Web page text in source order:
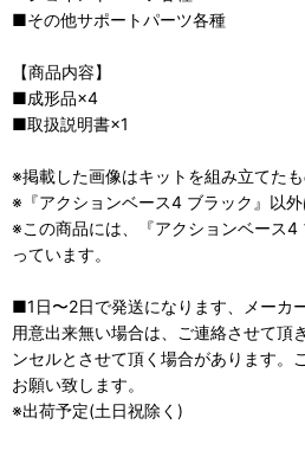
■その他サポートパーツ各種
【商品内容】
■成形品×4
■取扱説明書×1
※掲載した画像はキットを組み立てたも
※『アクションベース4 ブラック』以外
※この商品には、『アクションベース4
っています。
■1日〜2日で発送になります、メーカ
用意出来無い場合は、ご連絡させて頂
ンセルとさせて頂く場合があります。
お願い致します。
※出荷予定(土日祝除く)